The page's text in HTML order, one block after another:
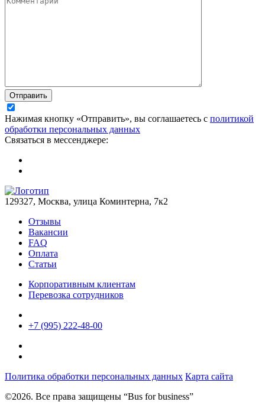
Отправить
Нажимая кнопку «Отправить», вы соглашаетесь с политикой
обработки персональных данных
Связаться в мессенджере:
129327, Москва, улица Коминтерна, 7к2
Отзывы
Вакансии
FAQ
Оплата
Статьи
Корпоративным клиентам
Перевозка сотрудников
+7 (995) 222-48-00
Политика обработки персональных данных Карта сайта
©2026. Все права защищены “Bus for business”